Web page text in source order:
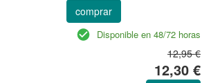
comprar
Disponible en 48/72 horas
12,95 €
12,30 €